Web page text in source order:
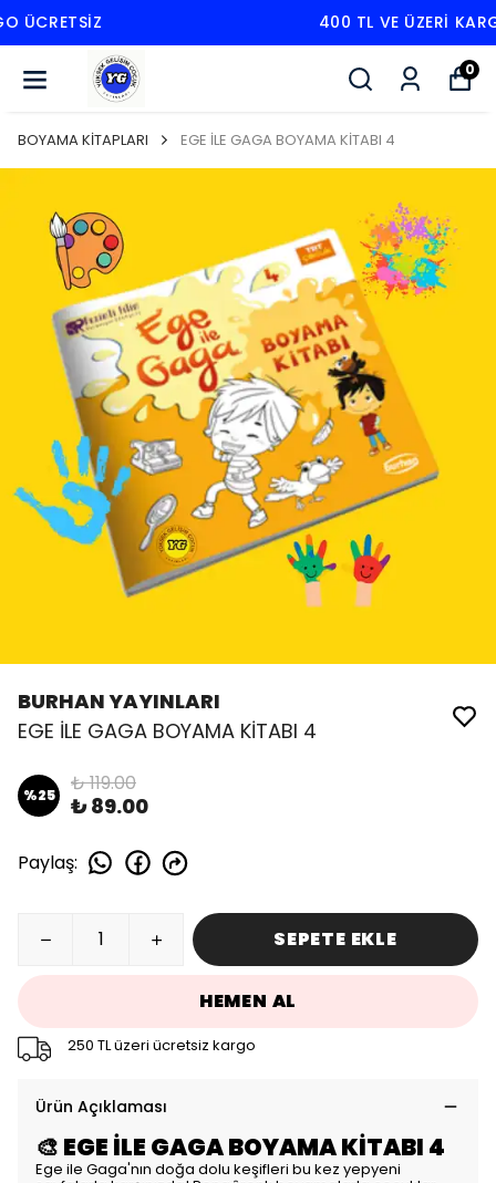
400 TL VE ÜZERI KARGO ÜCRETSIZ
0
BOYAMA KİTAPLARI EGE İLE GAGA BOYAMA KİTABI 4
BURHAN YAYINLARI
EGE İLE GAGA BOYAMA KİTABI 4
%25 ₺ 119.00
₺ 89.00
Paylaş:
SEPETE EKLE
HEMEN AL
250 TL üzeri ücretsiz kargo
Ürün Açıklaması
🎨 EGE İLE GAGA BOYAMA KİTABI 4
Ege ile Gaga'nın doğa dolu keşifleri bu kez yepyeni